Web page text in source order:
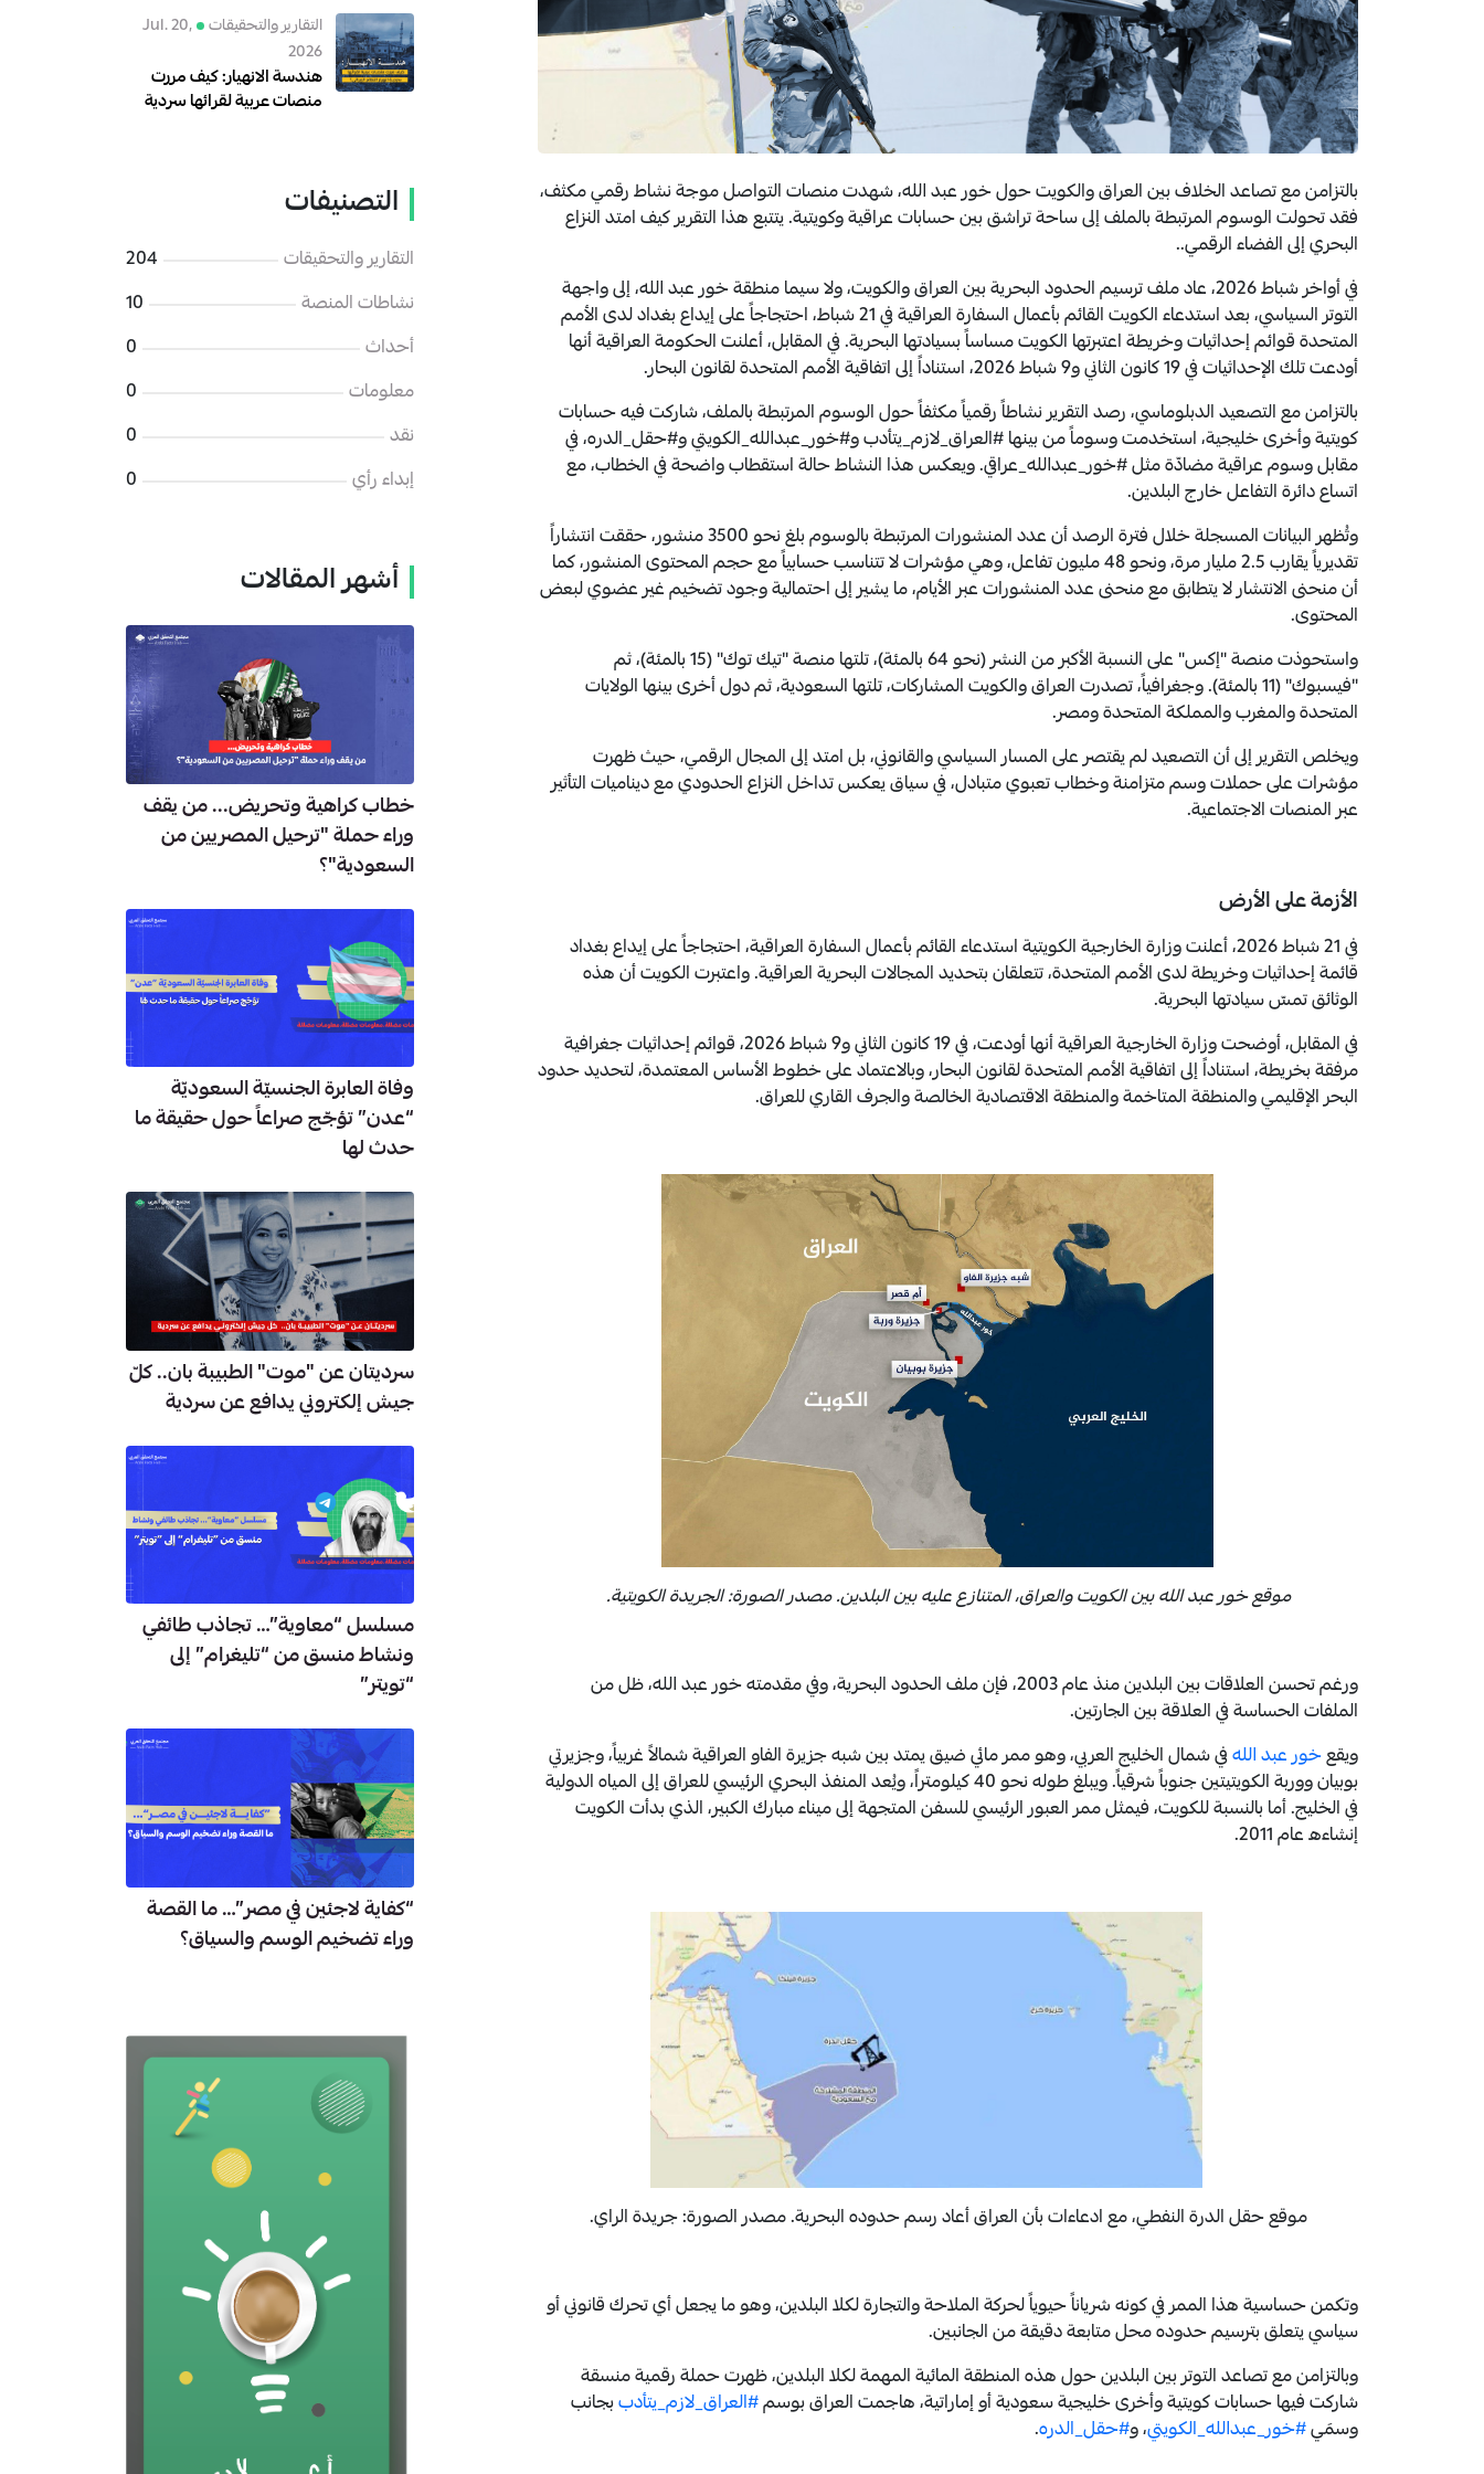
بالتزامن مع تصاعد الخلاف بين العراق والكويت حول خور عبد الله، شهدت منصات التواصل موجة نشاط رقمي مكثف،
فقد تحولت الوسوم المرتبطة بالملف إلى ساحة تراشق بين حسابات عراقية وكويتية. يتتبع هذا التقرير كيف امتد النزاع
البحري إلى الفضاء الرقمي..
في أواخر شباط 2026، عاد ملف ترسيم الحدود البحرية بين العراق والكويت، ولا سيما منطقة خور عبد الله، إلى واجهة
التوتر السياسي، بعد استدعاء الكويت القائم بأعمال السفارة العراقية في 21 شباط، احتجاجاً على إيداع بغداد لدى الأمم
المتحدة قوائم إحداثيات وخريطة اعتبرتها الكويت مساساً بسيادتها البحرية. في المقابل، أعلنت الحكومة العراقية أنها
أودعت تلك الإحداثيات في 19 كانون الثاني و9 شباط 2026، استناداً إلى اتفاقية الأمم المتحدة لقانون البحار.
بالتزامن مع التصعيد الدبلوماسي، رصد التقرير نشاطاً رقمياً مكثفاً حول الوسوم المرتبطة بالملف، شاركت فيه حسابات
كويتية وأخرى خليجية، استخدمت وسوماً من بينها #العراق_لازم_يتأدب و#خور_عبدالله_الكويتي و#حقل_الدره، في
مقابل وسوم عراقية مضادّة مثل #خور_عبدالله_عراقي. ويعكس هذا النشاط حالة استقطاب واضحة في الخطاب، مع
اتساع دائرة التفاعل خارج البلدين.
وتُظهر البيانات المسجلة خلال فترة الرصد أن عدد المنشورات المرتبطة بالوسوم بلغ نحو 3500 منشور، حققت انتشاراً
تقديرياً يقارب 2.5 مليار مرة، ونحو 48 مليون تفاعل، وهي مؤشرات لا تتناسب حسابياً مع حجم المحتوى المنشور، كما
أن منحنى الانتشار لا يتطابق مع منحنى عدد المنشورات عبر الأيام، ما يشير إلى احتمالية وجود تضخيم غير عضوي لبعض
المحتوى.
واستحوذت منصة "إكس" على النسبة الأكبر من النشر (نحو 64 بالمئة)، تلتها منصة "تيك توك" (15 بالمئة)، ثم
"فيسبوك" (11 بالمئة). وجغرافياً، تصدرت العراق والكويت المشاركات، تلتها السعودية، ثم دول أخرى بينها الولايات
المتحدة والمغرب والمملكة المتحدة ومصر.
ويخلص التقرير إلى أن التصعيد لم يقتصر على المسار السياسي والقانوني، بل امتد إلى المجال الرقمي، حيث ظهرت
مؤشرات على حملات وسم متزامنة وخطاب تعبوي متبادل، في سياق يعكس تداخل النزاع الحدودي مع ديناميات التأثير
عبر المنصات الاجتماعية.
الأزمة على الأرض
في 21 شباط 2026، أعلنت وزارة الخارجية الكويتية استدعاء القائم بأعمال السفارة العراقية، احتجاجاً على إيداع بغداد
قائمة إحداثيات وخريطة لدى الأمم المتحدة، تتعلقان بتحديد المجالات البحرية العراقية. واعتبرت الكويت أن هذه
الوثائق تمسّ سيادتها البحرية.
في المقابل، أوضحت وزارة الخارجية العراقية أنها أودعت، في 19 كانون الثاني و9 شباط 2026، قوائم إحداثيات جغرافية
مرفقة بخريطة، استناداً إلى اتفاقية الأمم المتحدة لقانون البحار، وبالاعتماد على خطوط الأساس المعتمدة، لتحديد حدود
البحر الإقليمي والمنطقة المتاخمة والمنطقة الاقتصادية الخالصة والجرف القاري للعراق.
موقع خور عبد الله بين الكويت والعراق، المتنازع عليه بين البلدين. مصدر الصورة: الجريدة الكويتية.
ورغم تحسن العلاقات بين البلدين منذ عام 2003، فإن ملف الحدود البحرية، وفي مقدمته خور عبد الله، ظل من
الملفات الحساسة في العلاقة بين الجارتين.
ويقعخور عبد اللهفي شمال الخليج العربي، وهو ممر مائي ضيق يمتد بين شبه جزيرة الفاو العراقية شمالاً غربياً، وجزيرتي
بوبيان ووربة الكويتيتين جنوباً شرقياً. ويبلغ طوله نحو 40 كيلومتراً، ويُعد المنفذ البحري الرئيسي للعراق إلى المياه الدولية
في الخليج. أما بالنسبة للكويت، فيمثل ممر العبور الرئيسي للسفن المتجهة إلى ميناء مبارك الكبير، الذي بدأت الكويت
إنشاءه عام 2011.
موقع حقل الدرة النفطي، مع ادعاءات بأن العراق أعاد رسم حدوده البحرية. مصدر الصورة: جريدة الراي.
وتكمن حساسية هذا الممر في كونه شرياناً حيوياً لحركة الملاحة والتجارة لكلا البلدين، وهو ما يجعل أي تحرك قانوني أو
سياسي يتعلق بترسيم حدوده محل متابعة دقيقة من الجانبين.
وبالتزامن مع تصاعد التوتر بين البلدين حول هذه المنطقة المائية المهمة لكلا البلدين، ظهرت حملة رقمية منسقة
شاركت فيها حسابات كويتية وأخرى خليجية سعودية أو إماراتية، هاجمت العراق بوسم#العراق_لازم_يتأدببجانب
وسمَي#خور_عبدالله_الكويتي، و#حقل_الدره.
السورية الجديدة
التقارير والتحقيقات
Jul. 20,
2026
هندسة الانهيار: كيف مررت
منصات عربية لقرائها سردية
التصنيفات
التقارير والتحقيقات
204
نشاطات المنصة
10
أحداث
0
معلومات
0
نقد
0
إبداء رأي
0
أشهر المقالات
خطاب كراهية وتحريض... من يقف
وراء حملة "ترحيل المصريين من
السعودية"؟
وفاة العابرة الجنسيّة السعوديّة
“عدن” تؤجّج صراعاً حول حقيقة ما
حدث لها
سرديتان عن "موت" الطبيبة بان.. كلّ
جيش إلكتروني يدافع عن سردية
مسلسل “معاوية”… تجاذب طائفي
ونشاط منسق من “تليغرام” إلى
“تويتر”
“كفاية لاجئين في مصر”… ما القصة
وراء تضخيم الوسم والسياق؟